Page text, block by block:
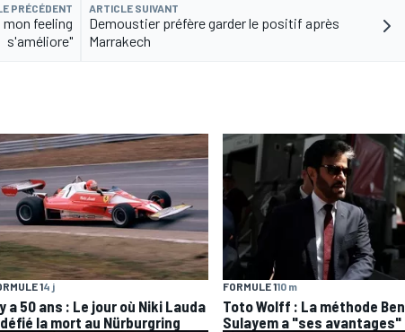
PRÉCÉDENT
feeling
s'améliore"
ARTICLE SUIVANT
Demoustier préfère garder le positif après
Marrakech
14 j
a 50 ans : Le jour où Niki Lauda
la mort au Nürburgring
FORMULE 110 m
Toto Wolff : La méthode Ben
Sulayem a "ses avantages"